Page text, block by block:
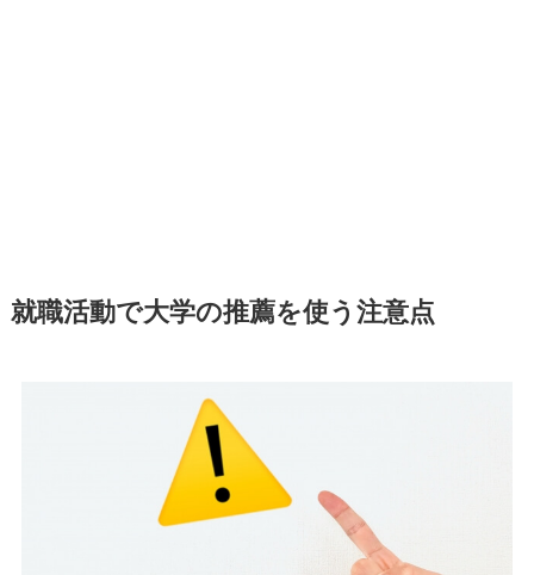
就職活動で大学の推薦を使う注意点